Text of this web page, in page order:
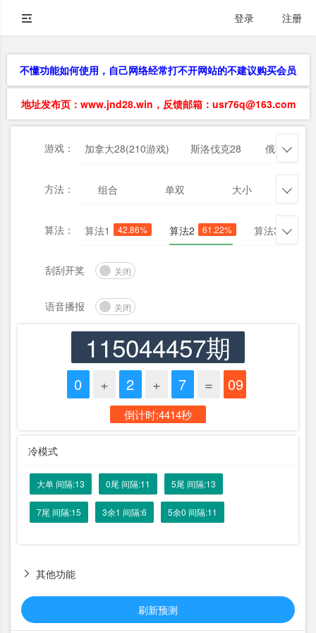
登录 注册
不懂功能如何使用，自己网络经常打不开网站的不建议购买会员
地址发布页：www.jnd28.win，反馈邮箱：usr76q@163.com
游戏： 加拿大28(210游戏) 斯洛伐克28 俄勒冈28

方法： 组合 单双 大小 
算法： 算法1 42.86% 算法2 61.22% 算法3 51.02%

刮刮开奖 关闭
语音播报 关闭
115044457期
0 + 2 + 7 = 09
倒计时:4414秒
冷模式
大单 间隔:13 0尾 间隔:11 5尾 间隔:13
7尾 间隔:15 3余1 间隔:6 5余0 间隔:11
其他功能

刷新预测